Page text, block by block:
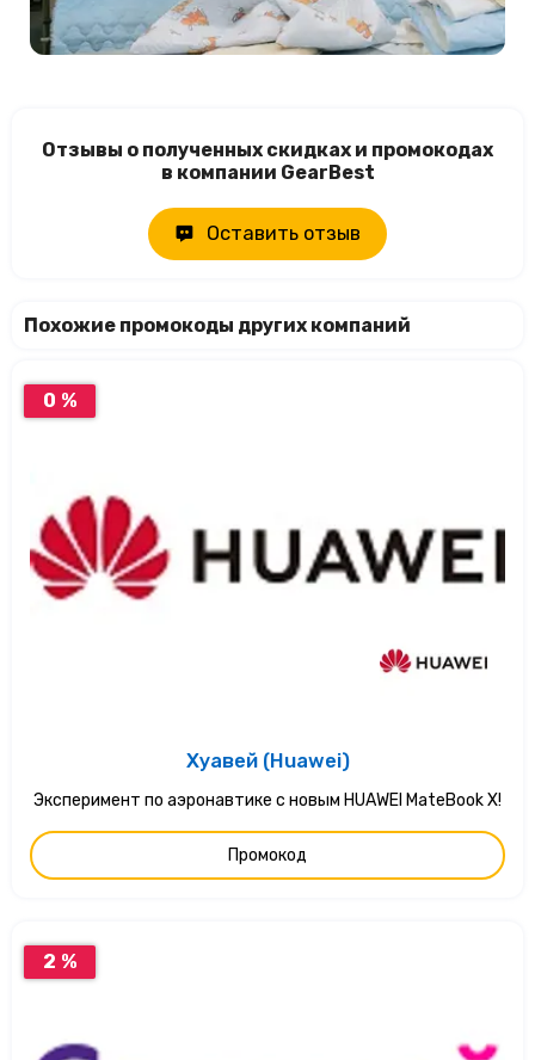
Отзывы о полученных скидках и промокодах
в компании GearBest
Оставить отзыв
Похожие промокоды других компаний
0 %
Хуавей (Huawei)
Эксперимент по аэронавтике с новым HUAWEI MateBook X!
Промокод
2 %